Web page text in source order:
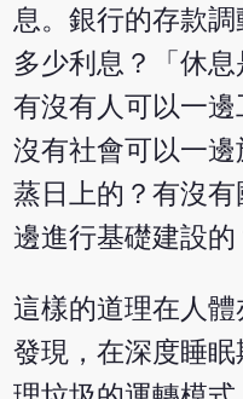
息。銀行的存款
多少利息？「休息
有沒有人可以一
沒有社會可以一
蒸日上的？有沒
邊進行基礎建設的
這樣的道理在人
發現，在深度睡